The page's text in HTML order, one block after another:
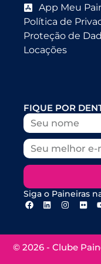
App Meu
Política de
Proteção de
Locações
FIQUE POR
Siga o Paineiras
© 2026 - Clube